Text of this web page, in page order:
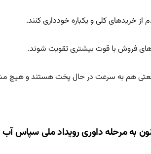
خریدهای کلی و یکباره خودداری کنند.
فروش با قوت بیشتری تقویت شوند.
هم به سرعت در حال پخت هستند و هیچ
به مرحله داوری رویداد ملی سپاس آب